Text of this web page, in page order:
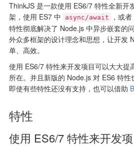
ThinkJS 是一款使用 ES6/7 特性全新开
架，使用 ES7 中
async/await ，或
特性彻底解决了 Node.js 中异步嵌套的
外众多框架的设计理念和思想，让开发
单、高效。
使用 ES6/7 特性来开发项目可以大大提
所在。并且新版的 Node.js 对 ES6 特性
即使有些特性还没有支持，也可以借助
特性
使用 ES6/7 特性来开发